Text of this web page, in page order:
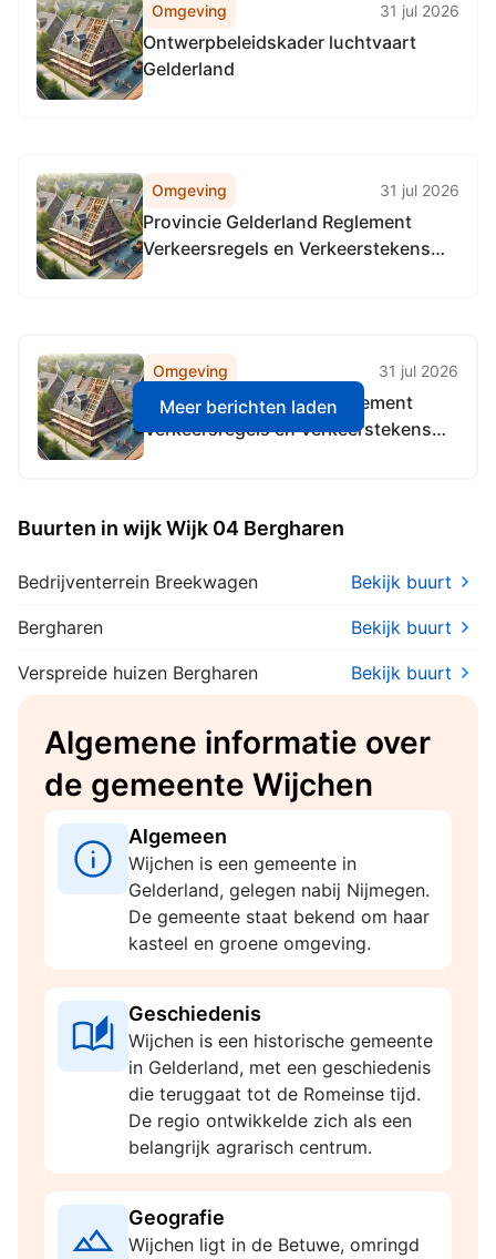
Omgeving 31 jul 2026
Ontwerpbeleidskader luchtvaart
Gelderland
Omgeving 31 jul 2026
Provincie Gelderland Reglement
Verkeersregels en Verkeerstekens
Omgeving 31 jul 2026
Provincie Gelderland Reglement
Verkeersregels en Verkeerstekens
Meer berichten laden
Buurten in wijk Wijk 04 Bergharen
Bedrijventerrein Breekwagen Bekijk buurt
Bergharen Bekijk buurt
Verspreide huizen Bergharen Bekijk buurt
Algemene informatie over
de gemeente Wijchen
Algemeen
Wijchen is een gemeente in
Gelderland, gelegen nabij Nijmegen.
De gemeente staat bekend om haar
kasteel en groene omgeving.
Geschiedenis
Wijchen is een historische gemeente
in Gelderland, met een geschiedenis
die teruggaat tot de Romeinse tijd.
De regio ontwikkelde zich als een
belangrijk agrarisch centrum.
Geografie
Wijchen ligt in de Betuwe, omringd